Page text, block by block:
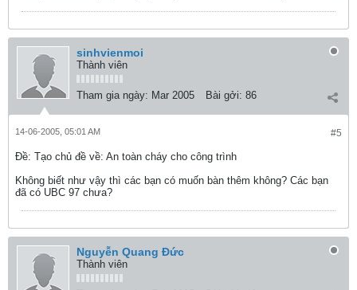
sinhvienmoi
Thành viên
Tham gia ngày: Mar 2005 Bài gởi: 86
#5
14-06-2005, 05:01 AM
Ðề: Tạo chủ đề về: An toàn cháy cho công trình
Không biết như vậy thì các bạn có muốn bàn thêm không? Các bạn
đã có UBC 97 chưa?
Nguyễn Quang Đức
Thành viên